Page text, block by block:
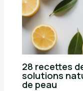
28 recettes
solutions
de peau